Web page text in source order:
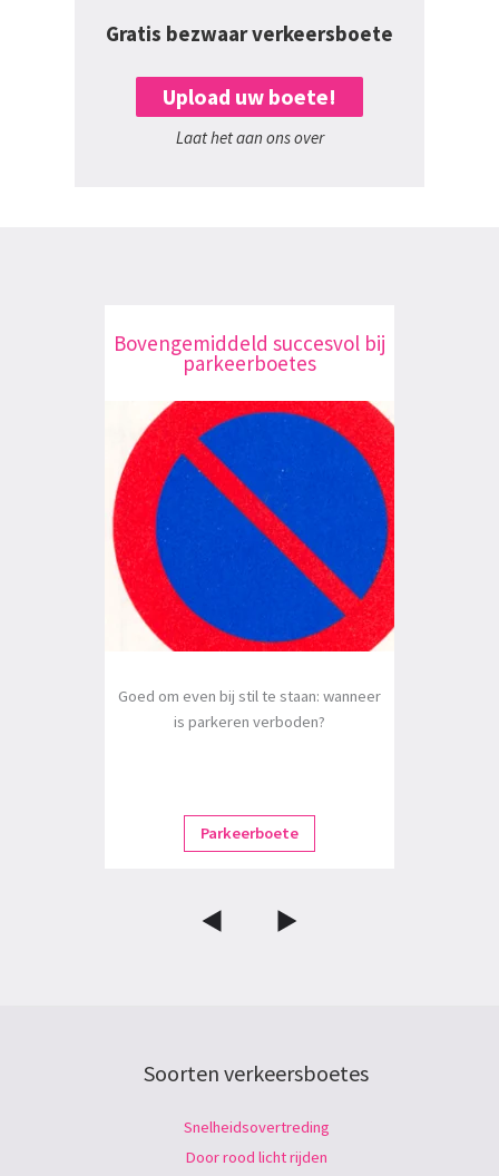
Gratis bezwaar verkeersboete
Upload uw boete!
Laat het aan ons over
Bovengemiddeld succesvol bij
parkeerboetes
Goed om even bij stil te staan: wanneer
is parkeren verboden?
Parkeerboete
Soorten verkeersboetes
Snelheidsovertreding
Door rood licht rijden